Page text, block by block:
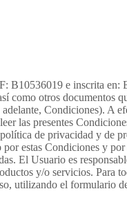
e inscrita en:
otros documentos
Condiciones). A
las presentes
de privacidad y de
estas Condiciones y
El Usuario es
y/o servicios. Para
utilizando el formulario